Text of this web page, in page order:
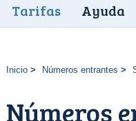
Tarifas Ayuda
Inicio Números entrantes
Números